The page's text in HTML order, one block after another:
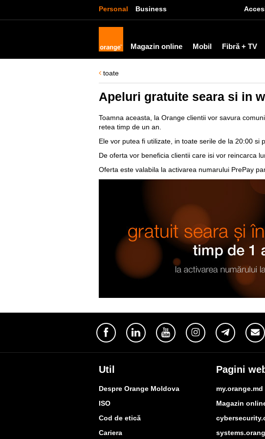
Personal Business
Magazin online Mobil Fibră + TV
toate
Apeluri gratuite seara si in
Toamna aceasta, la Orange clientii vor savura
retea timp de un an.
Ele vor putea fi utilizate, in toate serile de la 20:00 si
De oferta vor beneficia clientii care isi vor reincarca
Oferta este valabila la activarea numarului PrePay
Util
Despre Orange Moldova
ISO
Cod de etică
Cariera
Pagini
my.orange.md
Magazin